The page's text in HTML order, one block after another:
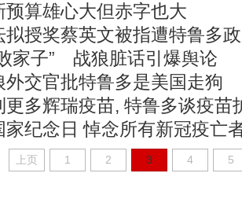
算雄心大但赤字也大
拟授奖蔡英文被指遭特鲁多
家子” 战狼脏话引爆舆论
外交官批特鲁多是美国走狗
更多辉瑞疫苗, 特鲁多谈疫苗
家纪念日 悼念所有新冠疫亡
上页 1 2 3 4 5